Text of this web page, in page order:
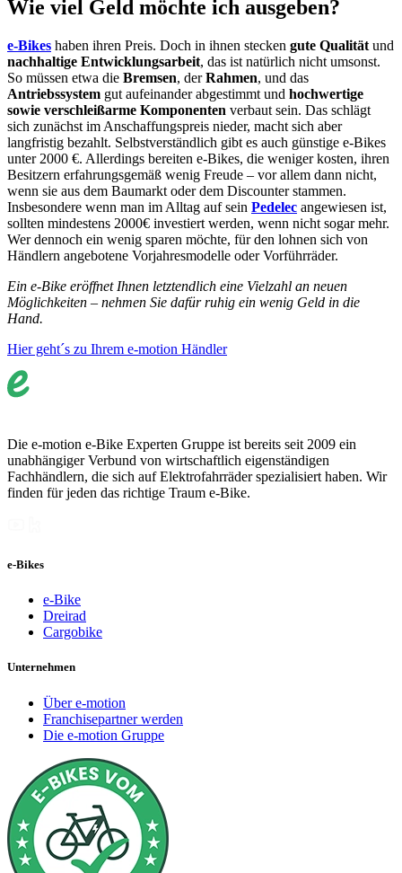
Wie viel Geld möchte ich ausgeben?
e-Bikes haben ihren Preis. Doch in ihnen stecken gute Qualität und
nachhaltige Entwicklungsarbeit, das ist natürlich nicht umsonst.
So müssen etwa die Bremsen, derRahmen, und das
Antriebssystem gut aufeinander abgestimmt und hochwertige
sowie verschleißarme Komponenten verbaut sein. Das schlägt
sich zunächst im Anschaffungspreis nieder, macht sich aber
langfristig bezahlt. Selbstverständlich gibt es auch günstige e-Bikes
unter 2000 €. Allerdings bereiten e-Bikes, die weniger kosten, ihren
Besitzern erfahrungsgemäß wenig Freude – vor allem dann nicht,
wenn sie aus dem Baumarkt oder dem Discounter stammen.
Insbesondere wenn man im Alltag auf sein Pedelec angewiesen ist,
sollten mindestens 2000€ investiert werden, wenn nicht sogar mehr.
Wer dennoch ein wenig sparen möchte, für den lohnen sich von
Händlern angebotene Vorjahresmodelle oder Vorführräder.
Ein e-Bike eröffnet Ihnen letztendlich eine Vielzahl an neuen
Möglichkeiten – nehmen Sie dafür ruhig ein wenig Geld in die
Hand.
Hier geht´s zu Ihrem e-motion Händler
Die e-motion e-Bike Experten Gruppe ist bereits seit 2009 ein
unabhängiger Verbund von wirtschaftlich eigenständigen
Fachhändlern, die sich auf Elektrofahrräder spezialisiert haben. Wir
finden für jeden das richtige Traum e-Bike.
e-Bikes
e-Bike
Dreirad
Cargobike
Unternehmen
Über e-motion
Franchisepartner werden
Die e-motion Gruppe